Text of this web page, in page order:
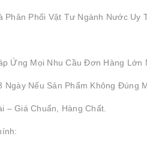
Phân Phối Vật Tư Ngành Nước Uy
Ứng Mọi Nhu Cầu Đơn Hàng Lớn
Ngày Nếu Sản Phẩm Không Đúng
– Giá Chuẩn, Hàng Chất.